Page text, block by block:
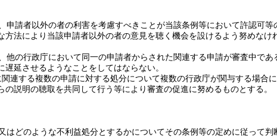
申請者以外の者の利害を考慮すべきことが当該条例等において許認可
法により当該申請者以外の者の意見を聴く機会を設けるよう努めなけ
他の行政庁において同一の申請者からされた関連する申請が審査中で
延させるようなことをしてはならない。
連する複数の申請に対する処分について複数の行政庁が関与する場合
説明の聴取を共同して行う等により審査の促進に努めるものとする。
はどのような不利益処分とするかについてその条例等の定めに従って